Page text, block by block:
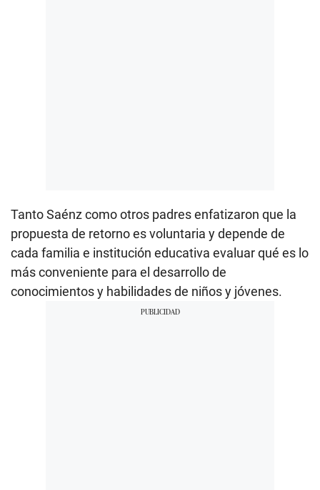
Tanto Saénz como otros padres enfatizaron que la
propuesta de retorno es voluntaria y depende de
cada familia e institución educativa evaluar qué es lo
más conveniente para el desarrollo de
conocimientos y habilidades de niños y jóvenes.